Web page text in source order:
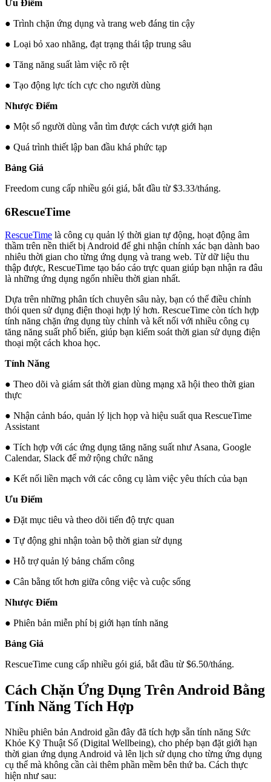
Ưu Điểm
● Trình chặn ứng dụng và trang web đáng tin cậy
● Loại bỏ xao nhãng, đạt trạng thái tập trung sâu
● Tăng năng suất làm việc rõ rệt
● Tạo động lực tích cực cho người dùng
Nhược Điểm
● Một số người dùng vẫn tìm được cách vượt giới hạn
● Quá trình thiết lập ban đầu khá phức tạp
Bảng Giá
Freedom cung cấp nhiều gói giá, bắt đầu từ $3.33/tháng.
6RescueTime
RescueTime là công cụ quản lý thời gian tự động, hoạt động âm
thầm trên nền thiết bị Android để ghi nhận chính xác bạn dành bao
nhiêu thời gian cho từng ứng dụng và trang web. Từ dữ liệu thu
thập được, RescueTime tạo báo cáo trực quan giúp bạn nhận ra đâu
là những ứng dụng ngốn nhiều thời gian nhất.
Dựa trên những phân tích chuyên sâu này, bạn có thể điều chỉnh
thói quen sử dụng điện thoại hợp lý hơn. RescueTime còn tích hợp
tính năng chặn ứng dụng tùy chỉnh và kết nối với nhiều công cụ
tăng năng suất phổ biến, giúp bạn kiểm soát thời gian sử dụng điện
thoại một cách khoa học.
Tính Năng
● Theo dõi và giám sát thời gian dùng mạng xã hội theo thời gian
thực
● Nhận cảnh báo, quản lý lịch họp và hiệu suất qua RescueTime
Assistant
● Tích hợp với các ứng dụng tăng năng suất như Asana, Google
Calendar, Slack để mở rộng chức năng
● Kết nối liền mạch với các công cụ làm việc yêu thích của bạn
Ưu Điểm
● Đặt mục tiêu và theo dõi tiến độ trực quan
● Tự động ghi nhận toàn bộ thời gian sử dụng
● Hỗ trợ quản lý bảng chấm công
● Cân bằng tốt hơn giữa công việc và cuộc sống
Nhược Điểm
● Phiên bản miễn phí bị giới hạn tính năng
Bảng Giá
RescueTime cung cấp nhiều gói giá, bắt đầu từ $6.50/tháng.
Cách Chặn Ứng Dụng Trên Android Bằng
Tính Năng Tích Hợp
Nhiều phiên bản Android gần đây đã tích hợp sẵn tính năng Sức
Khỏe Kỹ Thuật Số (Digital Wellbeing), cho phép bạn đặt giới hạn
thời gian ứng dụng Android và lên lịch sử dụng cho từng ứng dụng
cụ thể mà không cần cài thêm phần mềm bên thứ ba. Cách thực
hiện như sau: